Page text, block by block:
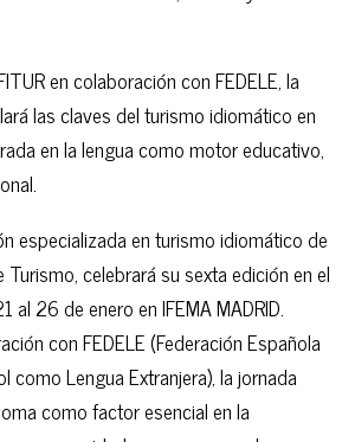
en colaboración con FEDELE, la
las claves del turismo idiomático en
en la lengua como motor educativo,
especializada en turismo idiomático de
Turismo, celebrará su sexta edición en el
al 26 de enero en IFEMA MADRID.
con FEDELE (Federación Española
como Lengua Extranjera), la jornada
como factor esencial en la